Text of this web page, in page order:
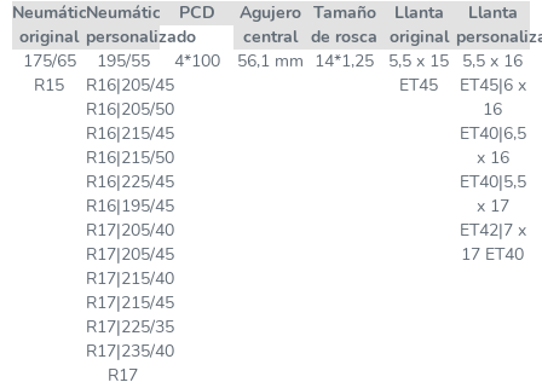
Neumático
original
Neumático
personalizado
PCD
Agujero
central
Tamaño
de rosca
Llanta
original
Llanta
175/65
R15
195/55
R16|205/45
R16|205/50
R16|215/45
R16|215/50
R16|225/45
R16|195/45
R17|205/40
R17|205/45
R17|215/40
R17|215/45
R17|225/35
R17|235/40
R17
4*100 56,1 mm 14*1,25
5,5 x 15
ET45
5,5 x 16
ET45|6 x
16
ET40|6,5
x 16
ET40|5,5
x 17
ET42|7 x
17 ET40